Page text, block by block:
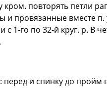
повторять петли
провязанные вместе п.
1-го по 32-й круг. р. В
и спинку до пройм